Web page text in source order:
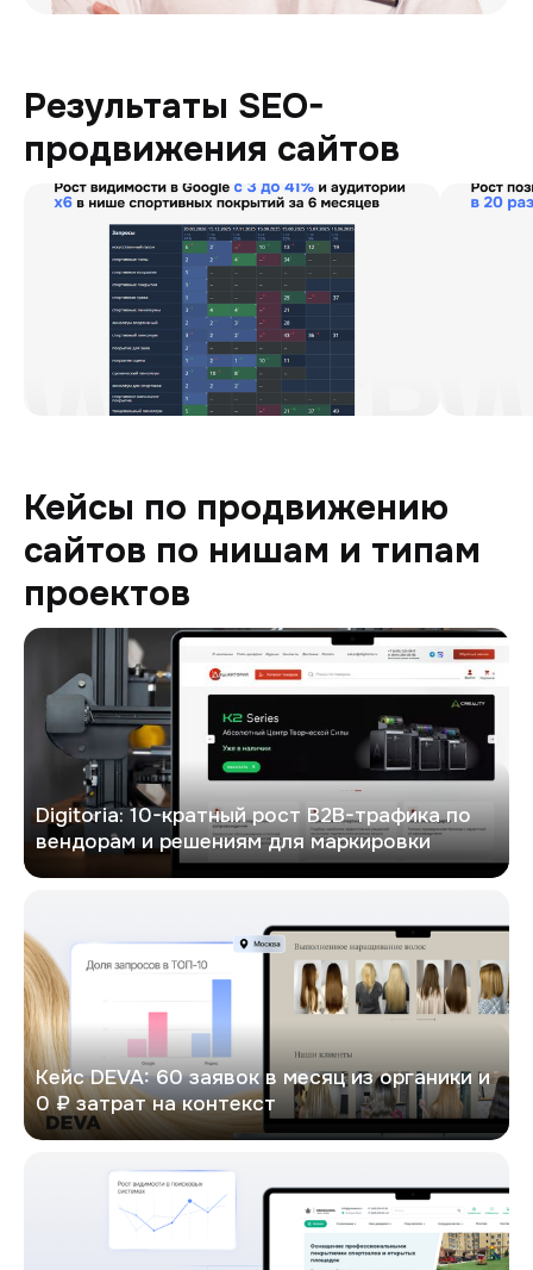
Результаты SEO-
продвижения сайтов
Кейсы по продвижению
сайтов по нишам и типам
проектов
Digitoria
Digitoria: 10-кратный рост B2B-трафика по
вендорам и решениям для маркировки
Кейс DEVA: 60 заявок в месяц из органики и
0 ₽ затрат на контекст